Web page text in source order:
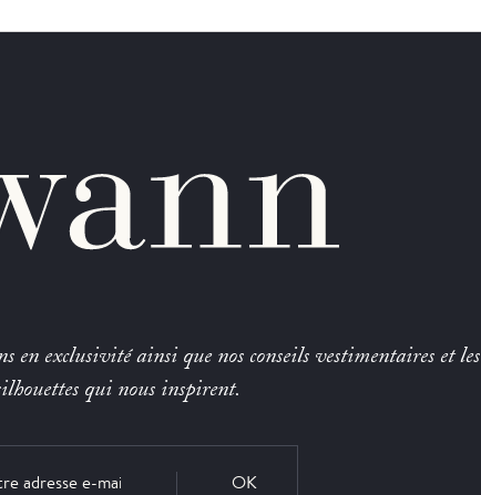
en exclusivité ainsi que nos conseils vestimentaires et les
qui nous inspirent.
OK